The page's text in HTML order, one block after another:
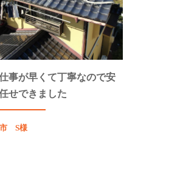
事が早くて丁寧なので安
せできました
市 S様